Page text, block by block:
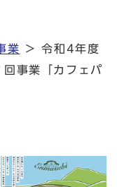
業
＞ 令和4年度
回事業「カフェパ